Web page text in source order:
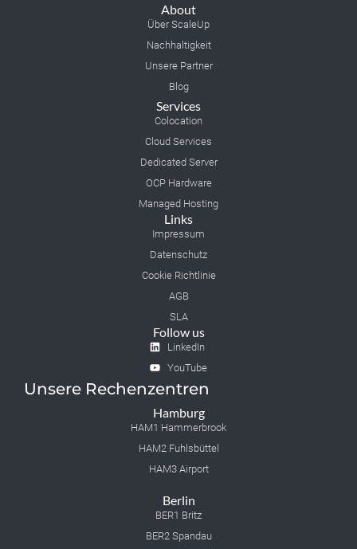
About
Über ScaleUp
Nachhaltigkeit
Unsere Partner
Blog
Services
Colocation
Cloud Services
Dedicated Server
OCP Hardware
Managed Hosting
Links
Impressum
Datenschutz
Cookie Richtlinie
AGB
SLA
Follow us
LinkedIn
YouTube
Unsere Rechenzentren
Hamburg
HAM1 Hammerbrook
HAM2 Fuhlsbüttel
HAM3 Airport
Berlin
BER1 Britz
BER2 Spandau